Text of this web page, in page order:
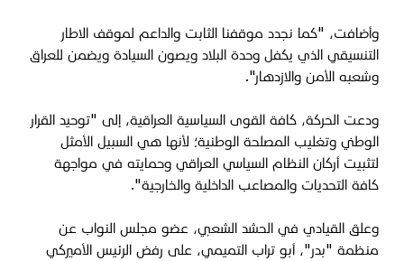
وأضافت، "كما نجدد موقفنا الثابت والداعم لموقف الاطار
التنسيقي الذي يكفل وحدة البلاد ويصون السيادة ويضمن للعراق
وشعبه الأمن والازدهار".
ودعت الحركة، كافة القوى السياسية العراقية، إلى "توحيد القرار
الوطني وتغليب المصلحة الوطنية؛ لأنها هي السبيل الأمثل
لتثبيت أركان النظام السياسي العراقي وحمايته في مواجهة
كافة التحديات والمصاعب الداخلية والخارجية".
وعلق القيادي في الحشد الشعبي، عضو مجلس النواب عن
منظمة "بدر"، أبو تراب التميمي، على رفض الرئيس الأميركي